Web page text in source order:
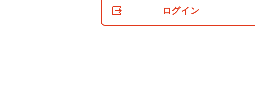
ログイン